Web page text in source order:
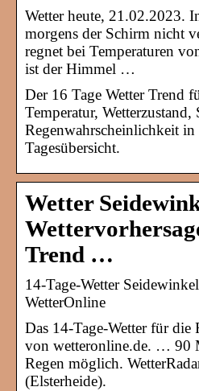
Wetter heute, 21.02.2023.
morgens der Schirm nicht
regnet bei Temperaturen
ist der Himmel …
Der 16 Tage Wetter Trend
Temperatur,
Regenwahrscheinlichkeit in
Tagesübersicht.
Wetter
Trend …
14-Tage-Wetter
WetterOnline
Das 14-Tage-Wetter für die
von wetteronline.de. … 90
Regen möglich.
(Elsterheide).